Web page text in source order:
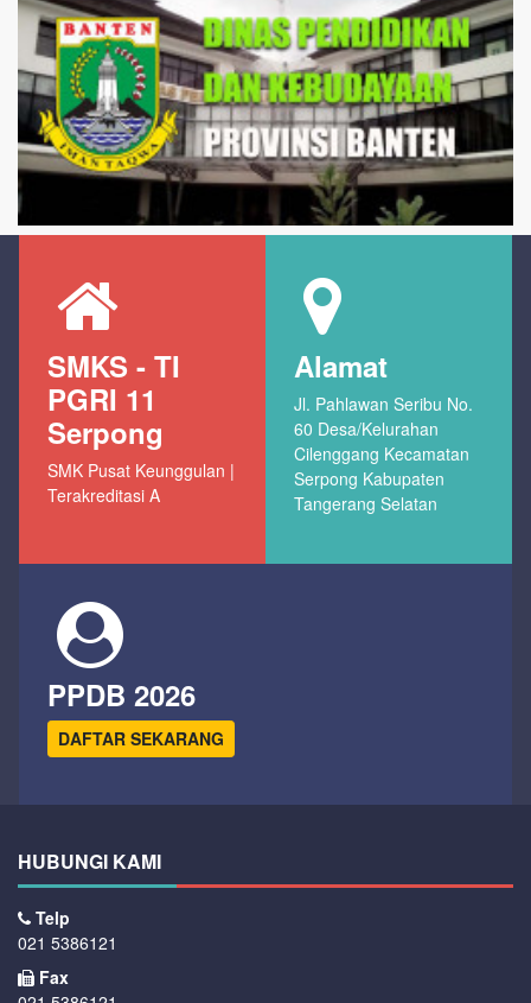
SMKS - TI
PGRI 11
Serpong
SMK Pusat Keunggulan |
Terakreditasi A
Alamat
Jl. Pahlawan Seribu No.
60 Desa/Kelurahan
Cilenggang Kecamatan
Serpong Kabupaten
Tangerang Selatan
PPDB 2026
DAFTAR SEKARANG
HUBUNGI KAMI
Telp
021 5386121
Fax